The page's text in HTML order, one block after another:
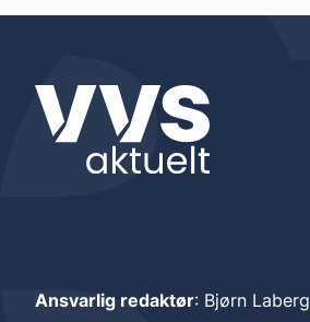
Ansvarlig redaktør: Bjørn Laberg